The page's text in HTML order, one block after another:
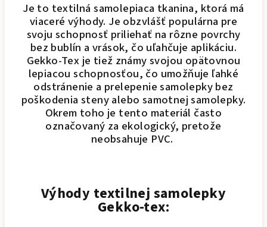
Je to textilná samolepiaca tkanina, ktorá má
viaceré výhody. Je obzvlášť populárna pre
svoju schopnosť priliehať na rôzne povrchy
bez bublín a vrások, čo uľahčuje aplikáciu.
Gekko-Tex je tiež známy svojou opätovnou
lepiacou schopnosťou, čo umožňuje ľahké
odstránenie a prelepenie samolepky bez
poškodenia steny alebo samotnej samolepky.
Okrem toho je tento materiál často
označovaný za ekologický, pretože
neobsahuje PVC.
Výhody textilnej samolepky
Gekko-tex: